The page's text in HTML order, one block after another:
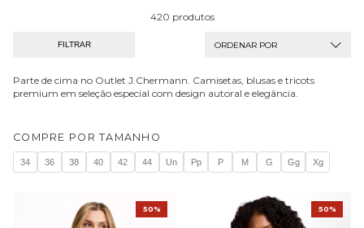
420 produtos
FILTRAR ORDENAR POR
Parte de cima no Outlet J.Chermann. Camisetas, blusas e tricots
premium em seleção especial com design autoral e elegância.
COMPRE POR TAMANHO
34 36 38 40 42 44 Un Pp P M G Gg Xg
50% 50%